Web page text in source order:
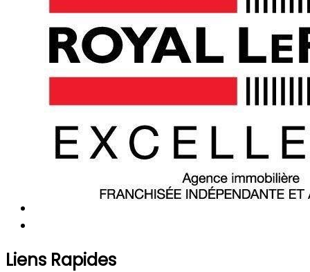
Liens Rapides